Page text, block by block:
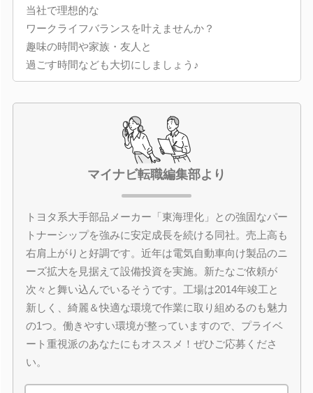
当社で理想的な
ワークライフバランスを叶えませんか？
趣味の時間や家族・友人と
過ごす時間なども大切にしましょう♪
マイナビ転職編集部より
トヨタ系大手部品メーカー「東海理化」との強固なパー
トナーシップを強みに安定成長を続ける同社。売上高も
右肩上がりと好調です。近年は電気自動車向け製品のニ
ーズ拡大を見据えて設備投資を実施。新たなご依頼が
次々と舞い込んでいるそうです。工場は2014年竣工と
新しく、綺麗＆快適な環境で作業に取り組めるのも魅力
の1つ。働きやすい環境が整っていますので、プライベ
ート重視派のあなたにもオススメ！ぜひご応募くださ
い。